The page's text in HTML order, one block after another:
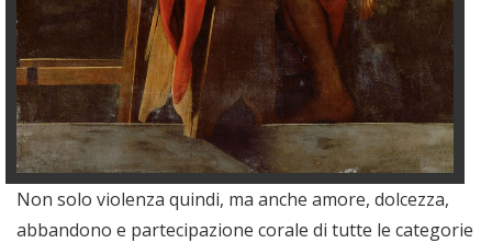
Non solo violenza quindi, ma anche amore, dolcezza,
abbandono e partecipazione corale di tutte le categorie